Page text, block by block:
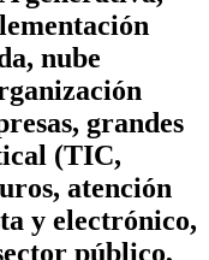
nube
grandes
(TIC,
atención
y electrónico,
público,